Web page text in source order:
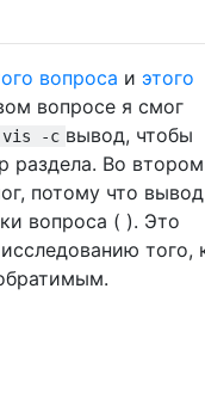
вопроса и этого
вопросе я смог
vis -c вывод, чтобы
раздела. Во втором
потому что вывод
вопроса ( ). Это
того,